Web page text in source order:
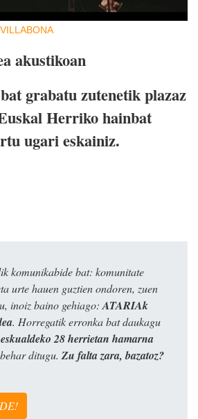
akustikoan
grabatu zutenetik plazaz
Herriko hainbat
ugari eskainiz.
komunikabide bat: komunitate
urte hauen guztien ondoren, zuen
inoiz baino gehiago:ATARIAk
. Horregatik erronka bat daukagu
28 herrietan hamarna
behar ditugu. Zu falta zara, bazatoz?